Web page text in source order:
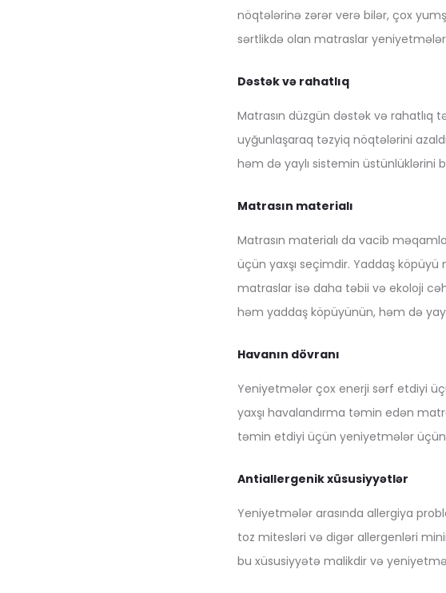
nöqtələrinə zərər verə bilər, çox
sərtlikdə olan matraslar
Dəstək və rahatlıq
Matrasın düzgün dəstək və rahatlıq
uyğunlaşaraq təzyiq nöqtələrini
həm də yaylı sistemin üstünlüklərini
Matrasın materialı
Matrasın materialı da vacib
üçün yaxşı seçimdir. Yaddaş
matraslar isə daha təbii və ekoloji
həm yaddaş köpüyünün, həm də
Havanın dövranı
Yeniyetmələr çox enerji sərf etdiyi
yaxşı havalandırma təmin edən
təmin etdiyi üçün yeniyetmələr
Antiallergenik xüsusiyyətlər
Yeniyetmələr arasında allergiya
toz mitesləri və digər allergenləri
bu xüsusiyyətə malikdir və